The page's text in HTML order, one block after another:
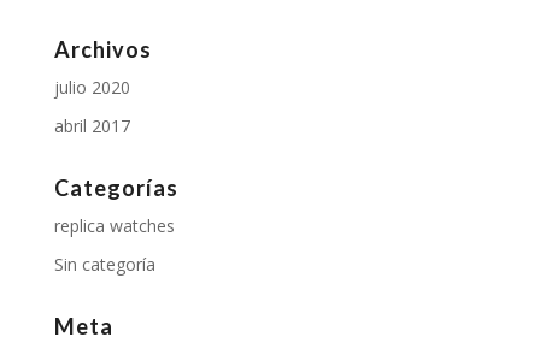
Archivos
julio 2020
abril 2017
Categorías
replica watches
Sin categoría
Meta